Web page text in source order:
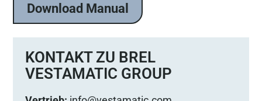
Download Manual
KONTAKT ZU BREL
VESTAMATIC GROUP